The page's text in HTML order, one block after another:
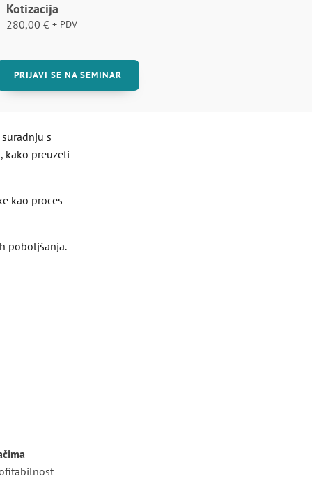
Kotizacija
280,00€ + PDV
PRIJAVI SE NA SEMINAR
s
kako preuzeti
kao proces
poboljšanja.